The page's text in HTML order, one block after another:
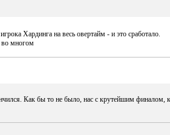
Хардинга на весь овертайм - и это сработало.
во многом
Как бы то не было, нас с крутейшим